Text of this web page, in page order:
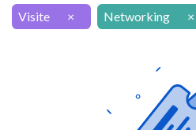
Visite × Networking ×